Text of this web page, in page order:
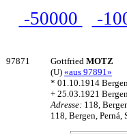
-50000 -
97871 Gottfried MOTZ
(U) «aus 97891»
* 01.10.1914
+ 25.03.1921
Adresse: 118,
118, Bergen,